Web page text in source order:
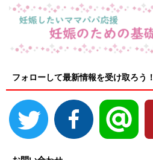
フォローして最新情報を受け取ろう！